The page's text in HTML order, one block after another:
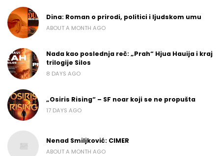
Dina: Roman o prirodi, politici i ljudskom umu
ABOUT A MONTH AGO
Nada kao poslednja reč: „Prah“ Hjua Hauija i kraj
trilogije Silos
8 DAYS AGO
„Osiris Rising“ – SF noar koji se ne propušta
17 DAYS AGO
Nenad Smiljković: CIMER
ABOUT A MONTH AGO